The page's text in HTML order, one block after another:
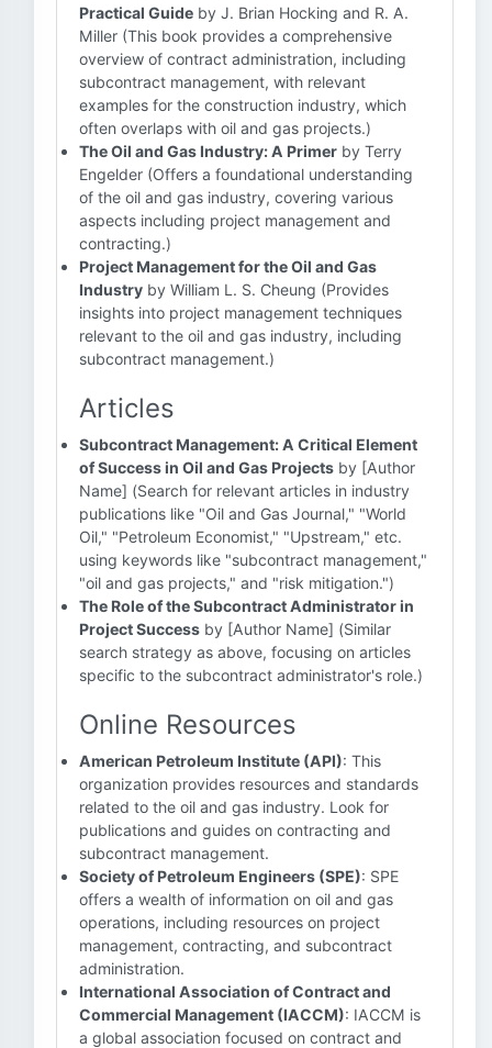
Practical Guide by J. Brian Hocking and R. A.
Miller (This book provides a comprehensive
overview of contract administration, including
subcontract management, with relevant
examples for the construction industry, which
often overlaps with oil and gas projects.)
The Oil and Gas Industry: A Primer by Terry
Engelder (Offers a foundational understanding
of the oil and gas industry, covering various
aspects including project management and
contracting.)
Project Management for the Oil and Gas
Industry by William L. S. Cheung (Provides
insights into project management techniques
relevant to the oil and gas industry, including
subcontract management.)
Articles
Subcontract Management: A Critical Element
of Success in Oil and Gas Projects by [Author
Name] (Search for relevant articles in industry
publications like "Oil and Gas Journal," "World
Oil," "Petroleum Economist," "Upstream," etc.
using keywords like "subcontract management,"
"oil and gas projects," and "risk mitigation.")
The Role of the Subcontract Administrator in
Project Success by [Author Name] (Similar
search strategy as above, focusing on articles
specific to the subcontract administrator's role.)
Online Resources
American Petroleum Institute (API): This
organization provides resources and standards
related to the oil and gas industry. Look for
publications and guides on contracting and
subcontract management.
Society of Petroleum Engineers (SPE): SPE
offers a wealth of information on oil and gas
operations, including resources on project
management, contracting, and subcontract
administration.
International Association of Contract and
Commercial Management (IACCM): IACCM is
a global association focused on contract and